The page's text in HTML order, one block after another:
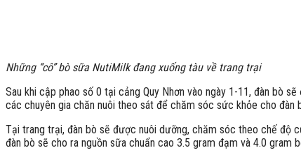
Những “cô” bò sữa NutiMilk đang xuống tàu về trang trại
Sau khi cập phao số 0 tại cảng Quy Nhơn vào ngày 1-11, đàn bò
các chuyên gia chăn nuôi theo sát để chăm sóc sức khỏe cho đàn
Tại trang trại, đàn bò sẽ được nuôi dưỡng, chăm sóc theo chế độ
đàn bò sẽ cho ra nguồn sữa chuẩn cao 3.5 gram đạm và 4.0